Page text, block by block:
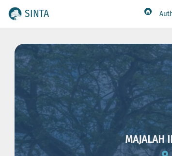
SINTA
MAJALAH